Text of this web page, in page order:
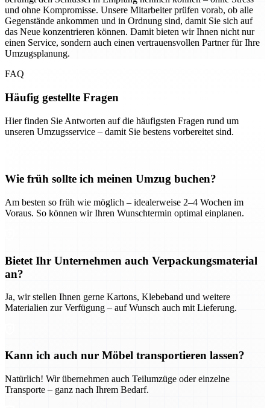
und ohne Kompromisse. Unsere Mitarbeiter prüfen vorab, ob alle
Gegenstände ankommen und in Ordnung sind, damit Sie sich auf
das Neue konzentrieren können. Damit bieten wir Ihnen nicht nur
einen Service, sondern auch einen vertrauensvollen Partner für Ihre
Umzugsplanung.
FAQ
Häufig gestellte Fragen
Hier finden Sie Antworten auf die häufigsten Fragen rund um
unseren Umzugsservice – damit Sie bestens vorbereitet sind.
Wie früh sollte ich meinen Umzug buchen?
Am besten so früh wie möglich – idealerweise 2–4 Wochen im
Voraus. So können wir Ihren Wunschtermin optimal einplanen.
Bietet Ihr Unternehmen auch Verpackungsmaterial
an?
Ja, wir stellen Ihnen gerne Kartons, Klebeband und weitere
Materialien zur Verfügung – auf Wunsch auch mit Lieferung.
Kann ich auch nur Möbel transportieren lassen?
Natürlich! Wir übernehmen auch Teilumzüge oder einzelne
Transporte – ganz nach Ihrem Bedarf.